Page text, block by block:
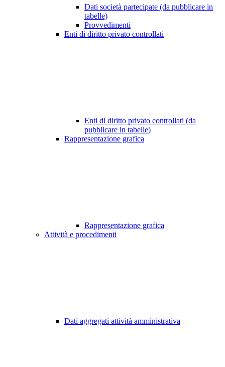
Dati società partecipate (da pubblicare in
tabelle)
Provvedimenti
Enti di diritto privato controllati
Enti di diritto privato controllati (da
pubblicare in tabelle)
Rappresentazione grafica
Rappresentazione grafica
Attività e procedimenti
Dati aggregati attività amministrativa